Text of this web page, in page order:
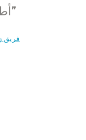
“أطفىء أجهزتك وتعال للّعب”
فريق